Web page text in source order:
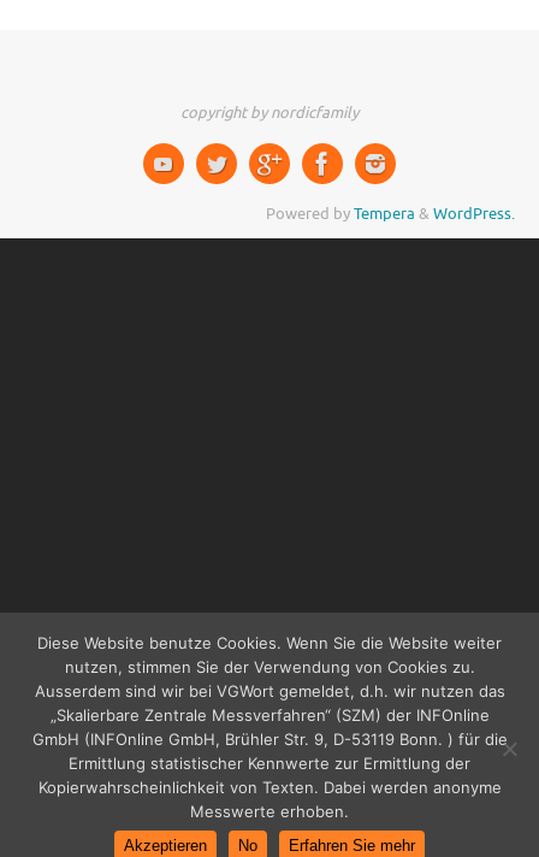
copyright by nordicfamily
Powered byTempera & WordPress.
Diese Website benutze Cookies. Wenn Sie die Website weiter
nutzen, stimmen Sie der Verwendung von Cookies zu.
Ausserdem sind wir bei VGWort gemeldet, d.h. wir nutzen das
„Skalierbare Zentrale Messverfahren“ (SZM) der INFOnline
GmbH (INFOnline GmbH, Brühler Str. 9, D-53119 Bonn. ) für die
Ermittlung statistischer Kennwerte zur Ermittlung der
Kopierwahrscheinlichkeit von Texten. Dabei werden anonyme
Messwerte erhoben.
Akzeptieren No Erfahren Sie mehr